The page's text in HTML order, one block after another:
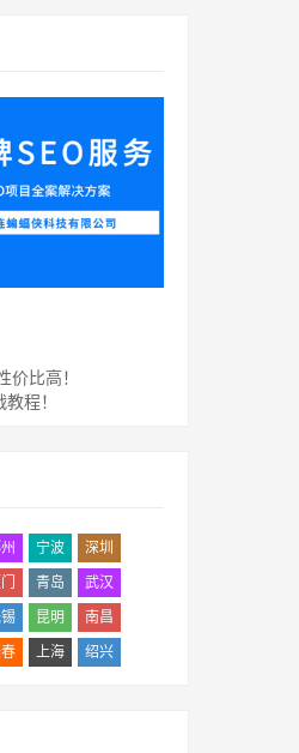
价比高！
程！
宁波 深圳
青岛 武汉
昆明 南昌
上海 绍兴